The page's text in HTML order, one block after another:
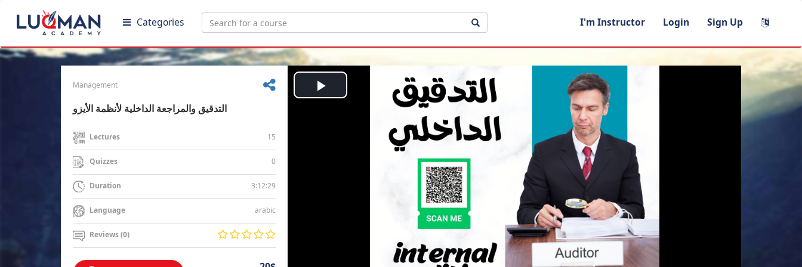
Categories I'm Instructor Login Sign Up
Management
التدقيق والمراجعة الداخلية لأنظمة الأيزو
Lectures 15
Quizzes 0
Duration 3:12:29
Language arabic
Reviews (0)
Play